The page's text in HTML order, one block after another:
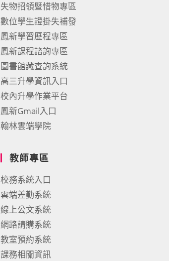
失物招領暨惜物專區
數位學生證掛失補發
鳳新學習歷程專區
鳳新課程諮詢專區
圖書館藏查詢系統
高三升學資訊入口
校內升學作業平台
鳳新Gmail入口
翰林雲端學院
教師專區
校務系統入口
雲端差勤系統
線上公文系統
網路請購系統
教室預約系統
課務相關資訊